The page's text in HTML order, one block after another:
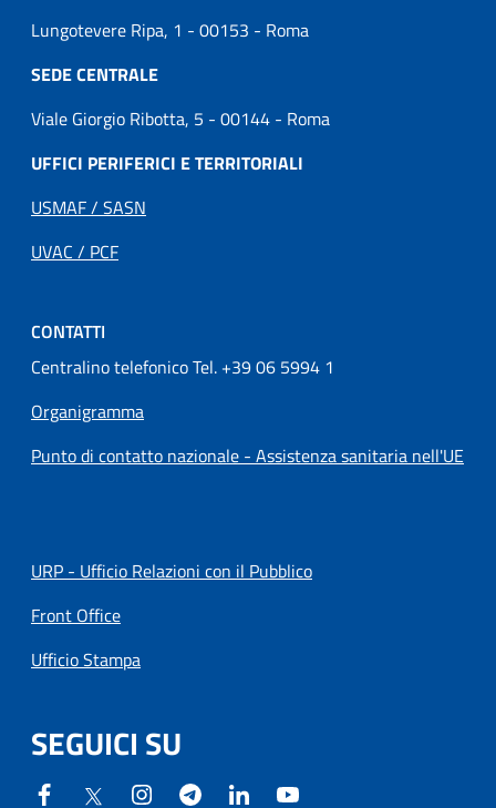
Lungotevere Ripa, 1 - 00153 - Roma
SEDE CENTRALE
Viale Giorgio Ribotta, 5 - 00144 - Roma
UFFICI PERIFERICI E TERRITORIALI
USMAF / SASN
UVAC / PCF
CONTATTI
Centralino telefonico Tel. +39 06 5994 1
Organigramma
Punto di contatto nazionale - Assistenza sanitaria nell'UE
URP - Ufficio Relazioni con il Pubblico
Front Office
Ufficio Stampa
SEGUICI SU